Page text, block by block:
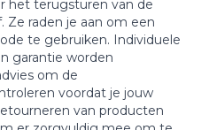
het terugsturen van de
Ze raden je aan om een
te gebruiken. Individuele
garantie worden
om de
voordat je jouw
van producten